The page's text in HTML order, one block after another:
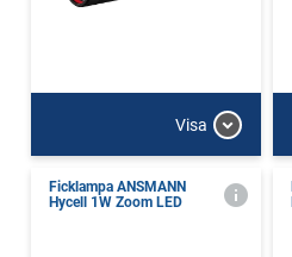
Visa
Ficklampa ANSMANN
Hycell 1W Zoom LED